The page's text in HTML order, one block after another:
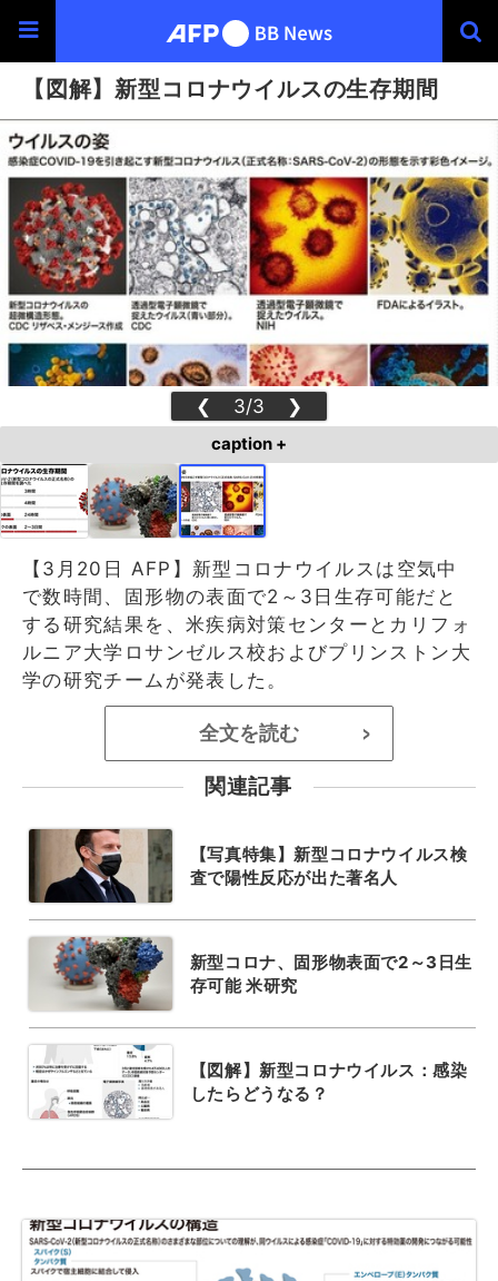
【図解】新型コロナウイルスの生存期間
❮ 3/3 ❯
caption +
【3月20日 AFP】新型コロナウイルスは空気中
で数時間、固形物の表面で2～3日生存可能だと
する研究結果を、米疾病対策センターとカリフォ
ルニア大学ロサンゼルス校およびプリンストン大
学の研究チームが発表した。
全文を読む >
関連記事
【写真特集】新型コロナウイルス検
査で陽性反応が出た著名人
新型コロナ、固形物表面で2～3日生
存可能 米研究
【図解】新型コロナウイルス：感染
したらどうなる？